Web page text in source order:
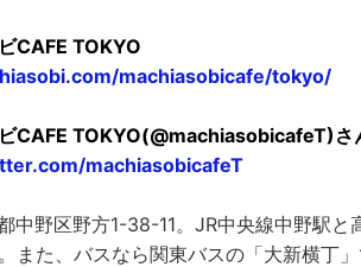
CAFE TOKYO
machiasobicafe/tokyo/
CAFE TOKYO(@machiasobicafeT)
machiasobicafeT
中野区野方1-38-11。JR中央線中野駅
また、バスなら関東バスの「大新横丁」